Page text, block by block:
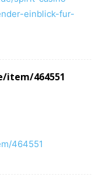
einblick-fur-
item/464551
464551